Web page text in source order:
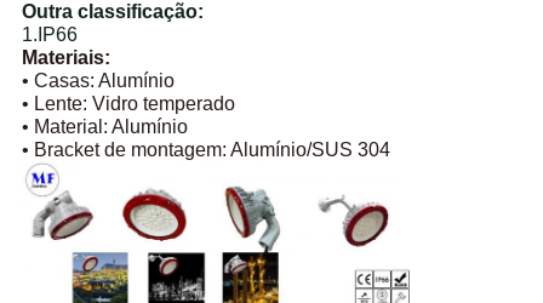
Outra classificação:
1.IP66
Materiais:
• Casas: Alumínio
• Lente: Vidro temperado
• Material: Alumínio
• Bracket de montagem: Alumínio/SUS 304